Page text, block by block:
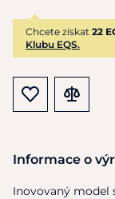
Chcete získat 22
Klubu EQS.
Informace o
Inovovaný model